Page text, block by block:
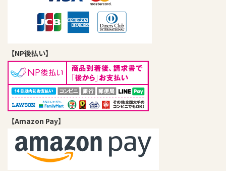
【NP後払い】
【Amazon Pay】